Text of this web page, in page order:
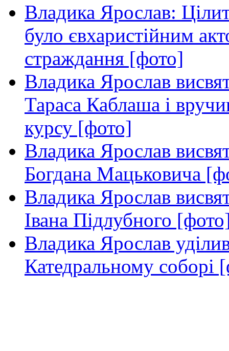
Владика Ярослав:
було євхаристійним
страждання [фото]
Владика Ярослав
Тараса Каблаша і
курсу [фото]
Владика Ярослав
Богдана Мацьковича
Владика Ярослав
Івана Підлубного
Владика Ярослав
Катедральному соборі